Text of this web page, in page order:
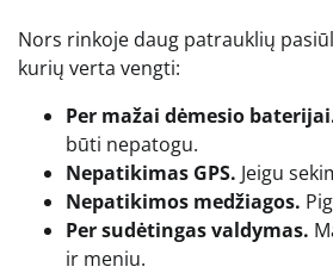
Nors rinkoje daug patrauklių
kurių verta vengti:
Per mažai dėmesio
būti nepatogu.
Nepatikimas GPS. Jeigu
Nepatikimos medžiagos.
Per sudėtingas valdymas.
ir meniu.